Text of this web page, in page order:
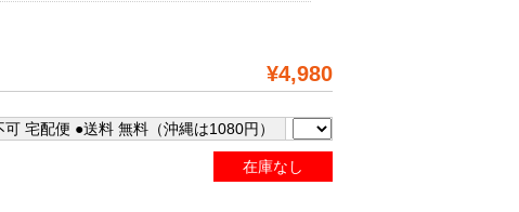
¥4,980
宅配便 ●送料 無料（沖縄は1080円）
在庫なし